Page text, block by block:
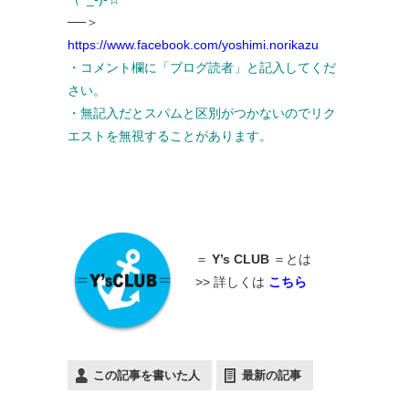
──＞
https://www.facebook.com/yoshimi.norikazu
・コメント欄に「ブログ読者」と記入してくだ
さい。
・無記入だとスパムと区別がつかないのでリク
エストを無視することがあります。
＝ Y’s CLUB ＝とは
>> 詳しくは こちら
この記事を書いた人 最新の記事